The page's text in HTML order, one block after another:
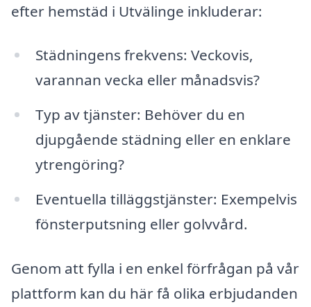
efter hemstäd i Utvälinge inkluderar:
Städningens frekvens: Veckovis,
varannan vecka eller månadsvis?
Typ av tjänster: Behöver du en
djupgående städning eller en enklare
ytrengöring?
Eventuella tilläggstjänster: Exempelvis
fönsterputsning eller golvvård.
Genom att fylla i en enkel förfrågan på vår
plattform kan du här få olika erbjudanden